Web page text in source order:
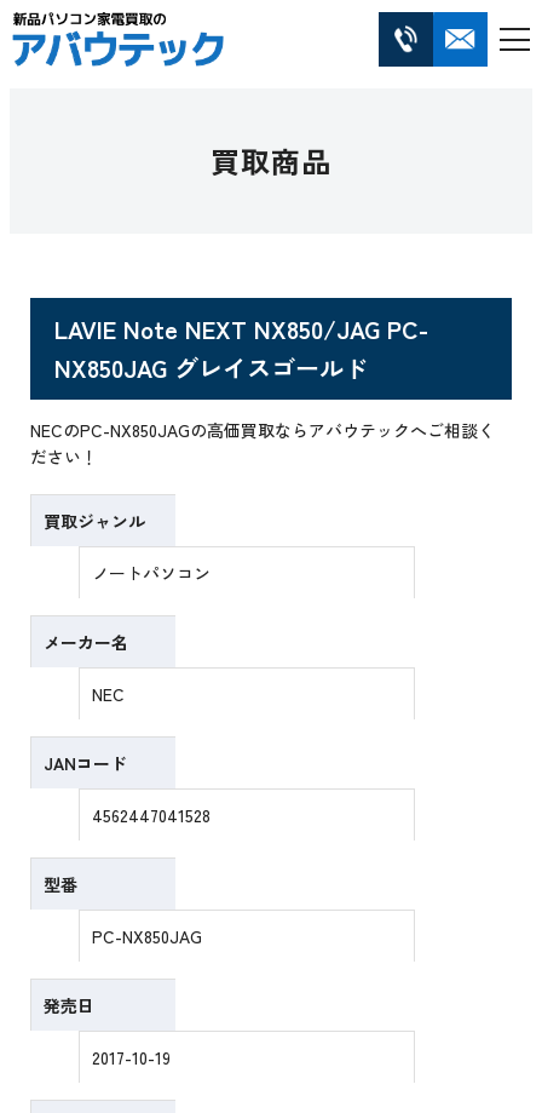
買取商品
LAVIE Note NEXT NX850/JAG PC-
NX850JAG グレイスゴールド
NECのPC-NX850JAGの高価買取ならアバウテックへご相談く
ださい！
買取ジャンル
ノートパソコン
メーカー名
NEC
JANコード
4562447041528
型番
PC-NX850JAG
発売日
2017-10-19